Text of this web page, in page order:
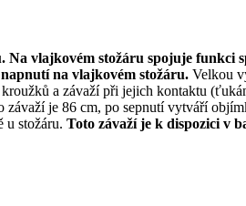
Na vlajkovém stožáru spojuje funkci
na vlajkovém stožáru. Velkou
a závaží při jejich kontaktu
závaží je 86 cm, po sepnutí vytváří
u stožáru. Toto závaží je k dispozici v